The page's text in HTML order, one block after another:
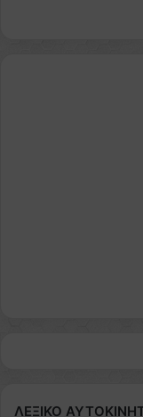
ΛΕΞΙΚΟ